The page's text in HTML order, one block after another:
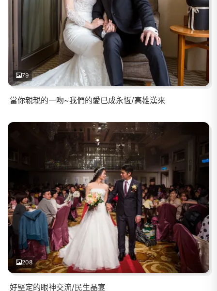
79
當你親親的一吻~我們的愛已成永恆/高雄漢來
208
好堅定的眼神交流/民生晶宴